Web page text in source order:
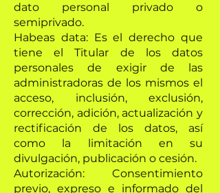
dato personal privado o
semiprivado.
Habeas data: Es el derecho que
tiene el Titular de los datos
personales de exigir de las
administradoras de los mismos el
acceso, inclusión, exclusión,
corrección, adición, actualización y
rectificación de los datos, así
como la limitación en su
divulgación, publicación o cesión.
Autorización: Consentimiento
previo, expreso e informado del